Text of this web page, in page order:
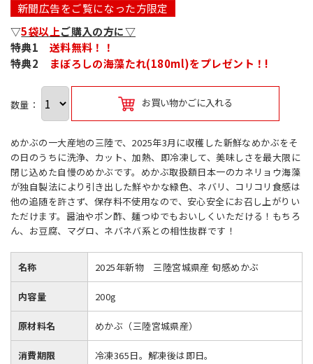
新聞広告をご覧になった方限定
▽5袋以上ご購入の方に▽
特典1 送料無料！！
特典2
まぼろしの海藻たれ(180ml)をプレゼント！!
数量： お買い物かごに入れる
めかぶの一大産地の三陸で、2025年3月に収穫した新鮮なめかぶをそ
の日のうちに洗浄、カット、加熱、即冷凍して、美味しさを最大限に
閉じ込めた自慢のめかぶです。めかぶ取扱額日本一のカネリョウ海藻
が独自製法により引き出した鮮やかな緑色、ネバリ、コリコリ食感は
他の追随を許さず、保存料不使用なので、安心安全にお召し上がりい
ただけます。醤油やポン酢、麺つゆでもおいしくいただける！もちろ
ん、お豆腐、マグロ、ネバネバ系との相性抜群です！
名称 2025年新物 三陸宮城県産 旬感めかぶ
内容量 200g
原材料名 めかぶ（三陸宮城県産）
消費期限 冷凍365日。解凍後は即日。